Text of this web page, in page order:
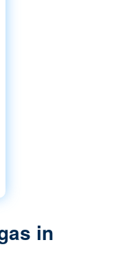
in